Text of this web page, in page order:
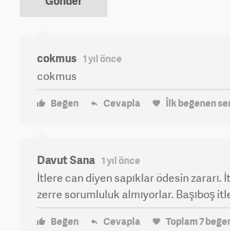
cokmus 1 yıl önce
cokmus
Beğen Cevapla İlk beğenen
Davut Sana 1 yıl önce
İtlere can diyen sapıklar ödesin zararı.
zerre sorumluluk almıyorlar. Başıboş
Beğen Cevapla Toplam7